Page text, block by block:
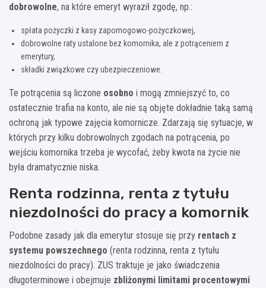
dobrowolne, na które emeryt wyraził zgodę, np.:
spłata pożyczki z kasy zapomogowo-pożyczkowej,
dobrowolne raty ustalone bez komornika, ale z potrąceniem z
emerytury,
składki związkowe czy ubezpieczeniowe.
Te potrącenia są liczone osobno i mogą zmniejszyć to, co
ostatecznie trafia na konto, ale nie są objęte dokładnie taką samą
ochroną jak typowe zajęcia komornicze. Zdarzają się sytuacje, w
których przy kilku dobrowolnych zgodach na potrącenia, po
wejściu komornika trzeba je wycofać, żeby kwota na życie nie
była dramatycznie niska.
Renta rodzinna, renta z tytułu
niezdolności do pracy a komornik
Podobne zasady jak dla emerytur stosuje się przy rentach z
systemu powszechnego (renta rodzinna, renta z tytułu
niezdolności do pracy). ZUS traktuje je jako świadczenia
długoterminowe i obejmuje zbliżonymi limitami procentowymi